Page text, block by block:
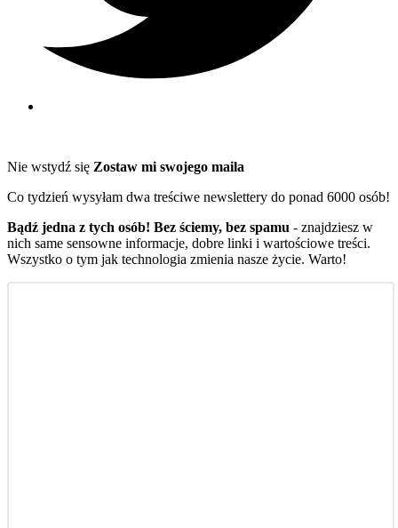
Nie wstydź się Zostaw mi swojego maila
Co tydzień wysyłam dwa treściwe newslettery do ponad 6000 osób!
Bądź jedna z tych osób! Bez ściemy, bez spamu - znajdziesz w
nich same sensowne informacje, dobre linki i wartościowe treści.
Wszystko o tym jak technologia zmienia nasze życie. Warto!